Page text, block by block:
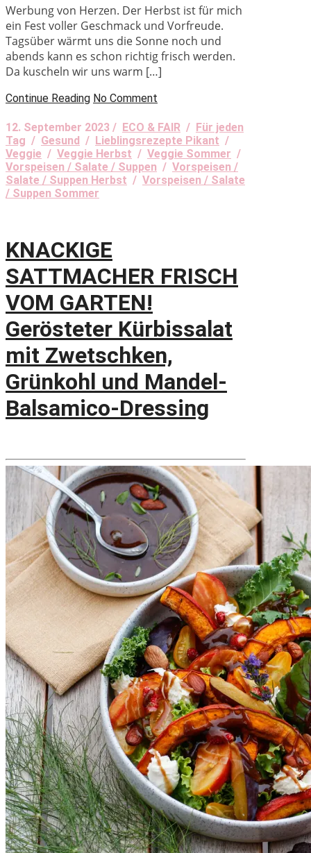
Werbung von Herzen. Der Herbst ist für mich
ein Fest voller Geschmack und Vorfreude.
Tagsüber wärmt uns die Sonne noch und
abends kann es schon richtig frisch werden.
Da kuscheln wir uns warm […]
Continue Reading No Comment
12. September 2023 / ECO & FAIR / Für jeden
Tag / Gesund / Lieblingsrezepte Pikant /
Veggie / Veggie Herbst / Veggie Sommer /
Vorspeisen / Salate / Suppen / Vorspeisen /
Salate / Suppen Herbst / Vorspeisen / Salate
/ Suppen Sommer
KNACKIGE
SATTMACHER FRISCH
VOM GARTEN!
Gerösteter Kürbissalat
mit Zwetschken,
Grünkohl und Mandel-
Balsamico-Dressing